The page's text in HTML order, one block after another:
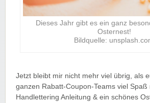
Dieses Jahr gibt es ein ganz
Osternest!
Bildquelle:
Jetzt bleibt mir nicht mehr viel übrig, als
ganzen Rabatt-Coupon-Teams viel Spaß
Handlettering Anleitung & ein schönes